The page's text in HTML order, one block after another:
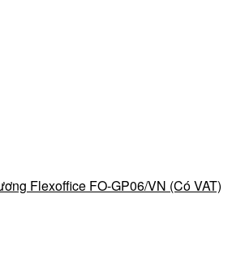
Flexoffice FO-GP06/VN (Có VAT)